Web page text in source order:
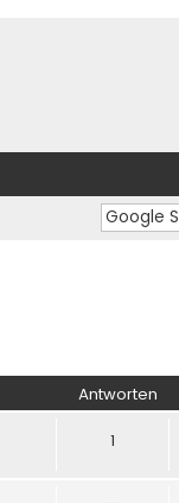
Antworten
1